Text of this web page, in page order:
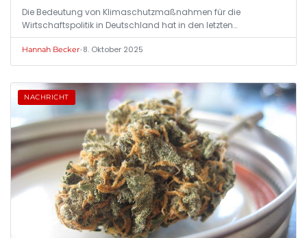
Die Bedeutung von Klimaschutzmaßnahmen für die
Wirtschaftspolitik in Deutschland hat in den letzten…
Hannah Becker•8. Oktober 2025
NACHRICHT